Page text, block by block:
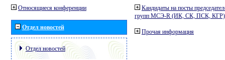
Относящиеся конференции
Отдел новостей
Отдел новостей
Кандидаты на посты
групп МСЭ-R (ИК, СК, ПСК, КГР)
Прочая информация